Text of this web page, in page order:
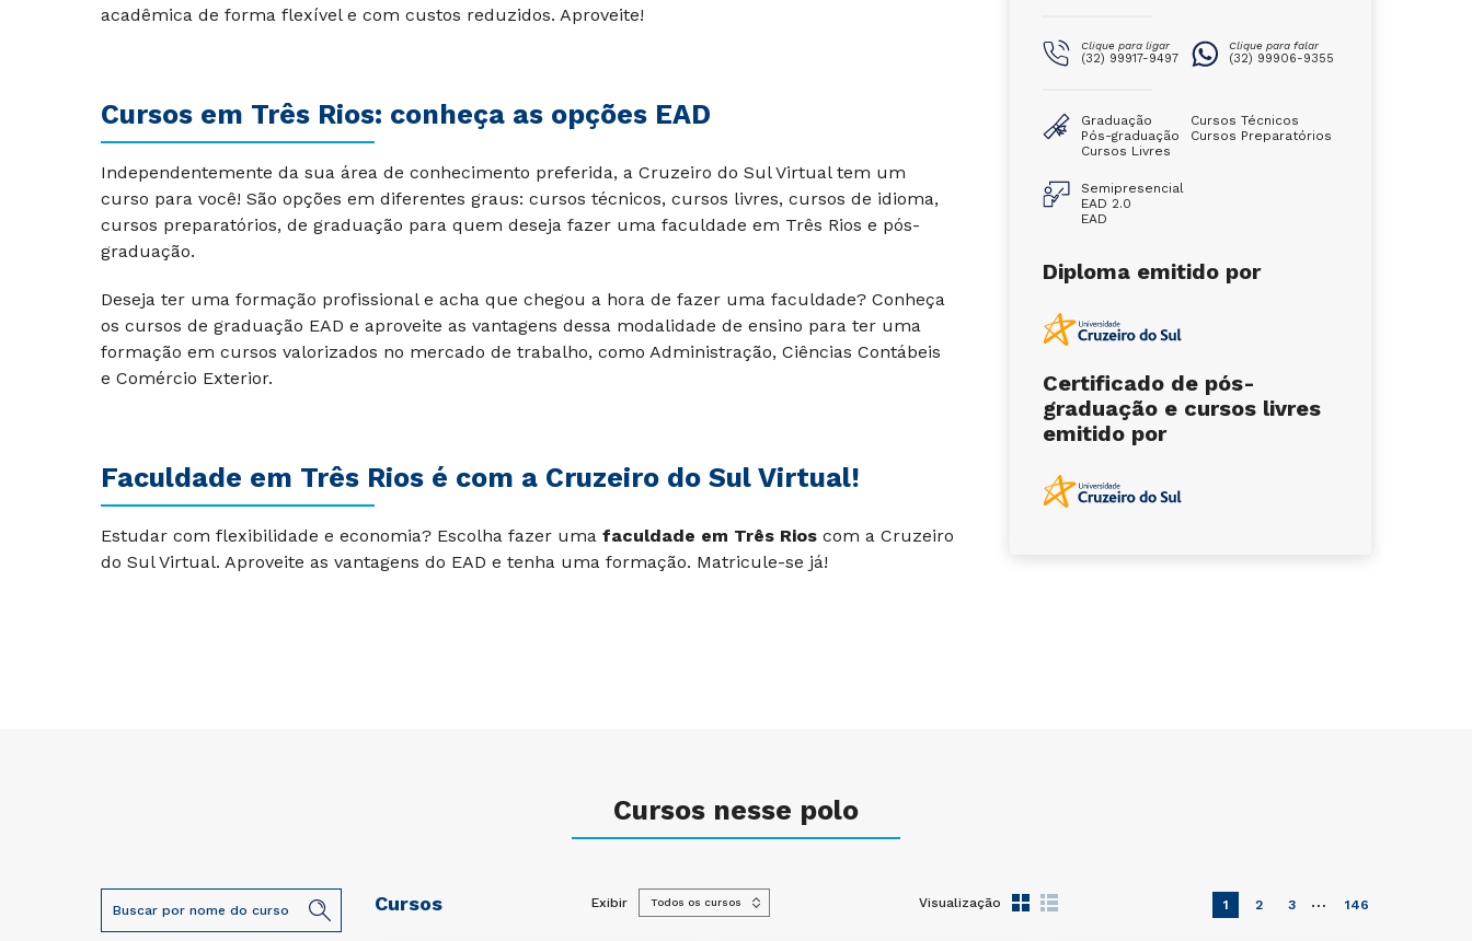
acadêmica de forma flexível e com custos reduzidos. Aproveite!
Cursos em Três Rios: conheça as opções EAD
Independentemente da sua área de conhecimento preferida, a Cruzeiro do Sul Virtual tem um
curso para você! São opções em diferentes graus: cursos técnicos, cursos livres, cursos de idioma,
cursos preparatórios, de graduação para quem deseja fazer uma faculdade em Três Rios e pós-
graduação.
Deseja ter uma formação profissional e acha que chegou a hora de fazer uma faculdade? Conheça
os cursos de graduação EAD e aproveite as vantagens dessa modalidade de ensino para ter uma
formação em cursos valorizados no mercado de trabalho, como Administração, Ciências Contábeis
e Comércio Exterior.
Faculdade em Três Rios é com a Cruzeiro do Sul Virtual!
Estudar com flexibilidade e economia? Escolha fazer uma faculdade em Três Rios com a Cruzeiro
do Sul Virtual. Aproveite as vantagens do EAD e tenha uma formação. Matricule-se já!
Clique para ligar
(32) 99917-9497
Clique para falar
(32) 99906-9355
Graduação
Pós-graduação
Cursos Livres
Cursos Técnicos
Cursos Preparatórios
Semipresencial
EAD 2.0
EAD
Diploma emitido por
Certificado de pós-
graduação e cursos livres
emitido por
Cursos nesse polo
Cursos Exibir Visualização 1 2 3 … 146